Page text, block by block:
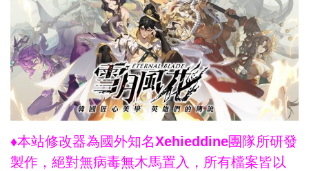
♦本站修改器為國外知名Xehieddine團隊所研發
製作，絕對無病毒無木馬置入，所有檔案皆以